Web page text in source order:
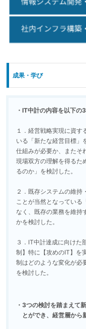
成果・学び
IT中計の内容を以下の
１．経営戦略実現に資
いる「新たな経営目標」
仕組みが必要か、またそ
現場双方の理解を得るた
るのか」を検討した。
２．既存システムの維
ことが当然となっている
なく、既存の業務を維持
かを検討した。
３．IT中計達成に向け
制】特に【攻めのIT】を
制はどのような変化が必
を検討した。
3つの検討を踏まえて
とができ、経営層から